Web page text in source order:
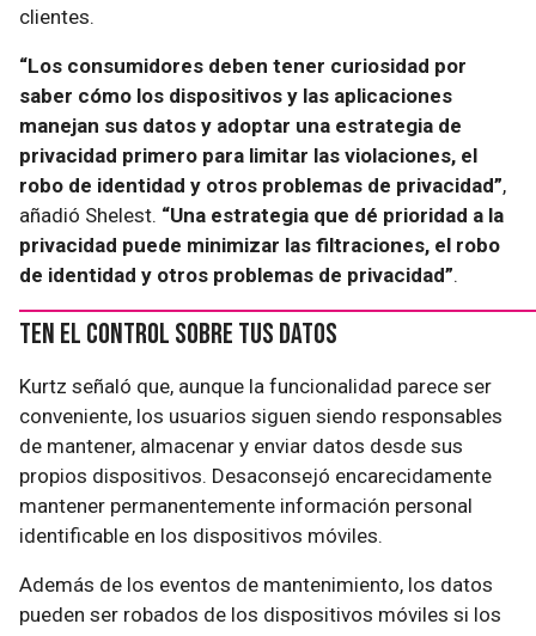
clientes.
“Los consumidores deben tener curiosidad por
saber cómo los dispositivos y las aplicaciones
manejan sus datos y adoptar una estrategia de
privacidad primero para limitar las violaciones, el
robo de identidad y otros problemas de privacidad”,
añadió Shelest. “Una estrategia que dé prioridad a la
privacidad puede minimizar las filtraciones, el robo
de identidad y otros problemas de privacidad”.
Ten el control sobre tus datos
Kurtz señaló que, aunque la funcionalidad parece ser
conveniente, los usuarios siguen siendo responsables
de mantener, almacenar y enviar datos desde sus
propios dispositivos. Desaconsejó encarecidamente
mantener permanentemente información personal
identificable en los dispositivos móviles.
Además de los eventos de mantenimiento, los datos
pueden ser robados de los dispositivos móviles si los